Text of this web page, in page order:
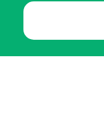
이용약관
instagramthread